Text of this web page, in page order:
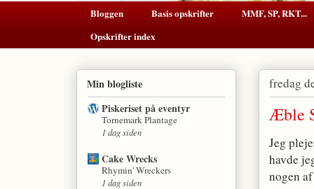
Bloggen Basis opskrifter
MMF, SP, RKT...
Opskrifter index
fredag
Æble
Jeg
havde
nogen
Min blogliste
Piskeriset på eventyr
Tornemark Plantage
1 dag siden
Cake Wrecks
Rhymin' Wreckers
1 dag siden